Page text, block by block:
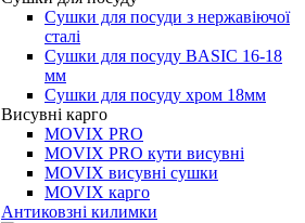
Cушки для посуди з нержавіючої
сталі
Сушки для посуду BASIC 16-18
мм
Сушки для посуду хром 18мм
Висувні карго
MOVIX PRO
MOVIX PRO кути висувні
MOVIX висувні сушки
MOVIX карго
Антиковзні килимки